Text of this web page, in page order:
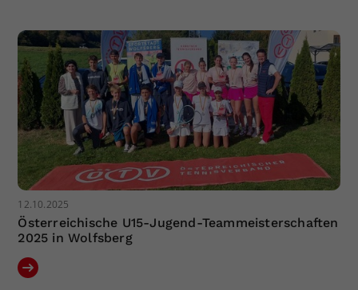
12.10.2025
Österreichische U15-Jugend-Teammeisterschaften
2025 in Wolfsberg
Zweck
Einstellungen. Unter anderem eine
zufällig generierte ID, für die
historische Speicherung Ihrer
vorgenommen Einstellungen, falls der
Webseiten-Betreiber dies eingestellt
hat.